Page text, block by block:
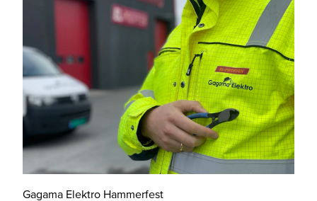
Gagama Elektro Hammerfest